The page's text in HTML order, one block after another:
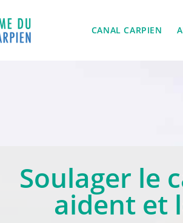
CANAL CARPIEN
Soulager le
aident et